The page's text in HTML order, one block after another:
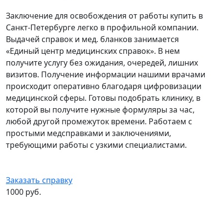
Заключение для освобождения от работы купить в
Санкт-Петербурге легко в профильной компании.
Выдачей справок и мед. бланков занимается
«Единый центр медицинских справок». В нем
получите услугу без ожидания, очередей, лишних
визитов. Получение информации нашими врачами
происходит оперативно благодаря цифровизации
медицинской сферы. Готовы подобрать клинику, в
которой вы получите нужные формуляры за час,
любой другой промежуток времени. Работаем с
простыми медсправками и заключениями,
требующими работы с узкими специалистами.
Заказать справку
1000 руб.